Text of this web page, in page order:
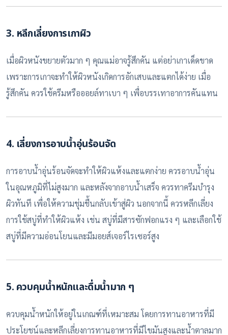
3. หลีกเลี่ยงการเกาผิว
เมื่อผิวหนังขยายตัวมาก ๆ คุณแม่อาจรู้สึกคัน แต่อย่าเกาเด็ดขาด
เพราะการเกาจะทำให้ผิวหนังเกิดการอักเสบและแตกได้ง่าย เมื่อ
รู้สึกคัน ควรใช้ครีมหรือออยล์ทาเบา ๆ เพื่อบรรเทาอาการคันแทน
4. เลี่ยงการอาบน้ำอุ่นร้อนจัด
การอาบน้ำอุ่นร้อนจัดจะทำให้ผิวแห้งและแตกง่าย ควรอาบน้ำอุ่น
ในอุณหภูมิที่ไม่สูงมาก และหลังจากอาบน้ำเสร็จ ควรทาครีมบำรุง
ผิวทันที เพื่อให้ความชุ่มชื้นกลับเข้าสู่ผิว นอกจากนี้ ควรหลีกเลี่ยง
การใช้สบู่ที่ทำให้ผิวแห้ง เช่น สบู่ที่มีสารซักฟอกแรง ๆ และเลือกใช้
สบู่ที่มีความอ่อนโยนและมีมอยส์เจอร์ไรเซอร์สูง
5. ควบคุมน้ำหนักและดื่มน้ำมาก ๆ
ควบคุมน้ำหนักให้อยู่ในเกณฑ์ที่เหมาะสม โดยการทานอาหารที่มี
ประโยชน์และหลีกเลี่ยงการทานอาหารที่มีไขมันสูงและน้ำตาลมาก